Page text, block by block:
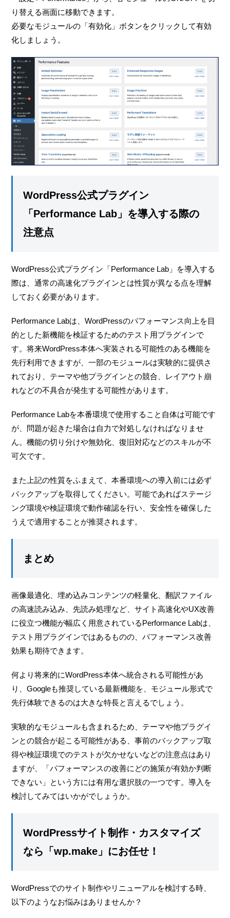
り替える画面に移動できます。
必要なモジュールの「有効化」ボタンをクリックして有効
化しましょう。
WordPress公式プラグイン
「Performance Lab」を導入する際の
注意点
WordPress公式プラグイン「Performance Lab」を導入する
際は、通常の高速化プラグインとは性質が異なる点を理解
しておく必要があります。
Performance Labは、WordPressのパフォーマンス向上を目
的とした新機能を検証するためのテスト用プラグインで
す。将来WordPress本体へ実装される可能性のある機能を
先行利用できますが、一部のモジュールは実験的に提供さ
れており、テーマや他プラグインとの競合、レイアウト崩
れなどの不具合が発生する可能性があります。
Performance Labを本番環境で使用すること自体は可能です
が、問題が起きた場合は自力で対処しなければなりませ
ん。機能の切り分けや無効化、復旧対応などのスキルが不
可欠です。
また上記の性質をふまえて、本番環境への導入前には必ず
バックアップを取得してください。可能であればステージ
ング環境や検証環境で動作確認を行い、安全性を確保した
うえで適用することが推奨されます。
まとめ
画像最適化、埋め込みコンテンツの軽量化、翻訳ファイル
の高速読み込み、先読み処理など、サイト高速化やUX改善
に役立つ機能が幅広く用意されているPerformance Labは、
テスト用プラグインではあるものの、パフォーマンス改善
効果も期待できます。
何より将来的にWordPress本体へ統合される可能性があ
り、Googleも推奨している最新機能を、モジュール形式で
先行体験できるのは大きな特長と言えるでしょう。
実験的なモジュールも含まれるため、テーマや他プラグイ
ンとの競合が起こる可能性がある、事前のバックアップ取
得や検証環境でのテストが欠かせないなどの注意点はあり
ますが、「パフォーマンスの改善にどの施策が有効か判断
できない」という方には有用な選択肢の一つです。導入を
検討してみてはいかがでしょうか。
WordPressサイト制作・カスタマイズ
なら「wp.make」にお任せ！
WordPressでのサイト制作やリニューアルを検討する時、
以下のようなお悩みはありませんか？